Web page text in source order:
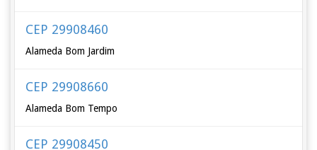
CEP 29908460
Alameda Bom Jardim
CEP 29908660
Alameda Bom Tempo
CEP 29908450